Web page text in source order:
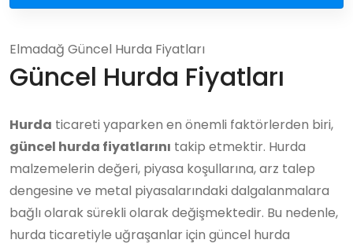
Elmadağ Güncel Hurda Fiyatları
Güncel Hurda Fiyatları
Hurda ticareti yaparken en önemli faktörlerden biri,
güncel hurda fiyatlarını takip etmektir. Hurda
malzemelerin değeri, piyasa koşullarına, arz talep
dengesine ve metal piyasalarındaki dalgalanmalara
bağlı olarak sürekli olarak değişmektedir. Bu nedenle,
hurda ticaretiyle uğraşanlar için güncel hurda